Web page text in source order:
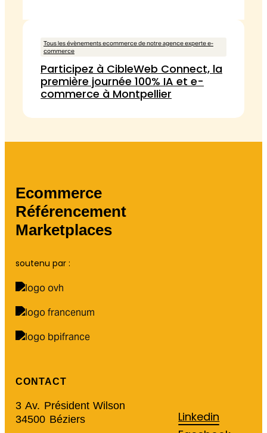
Tous les évènements ecommerce de notre agence experte e-
commerce
Participez à CibleWeb Connect, la
première journée 100% IA et e-
commerce à Montpellier
Ecommerce
Référencement
Marketplaces
soutenu par :
CONTACT
3 Av. Président Wilson
34500 Béziers
Linkedin